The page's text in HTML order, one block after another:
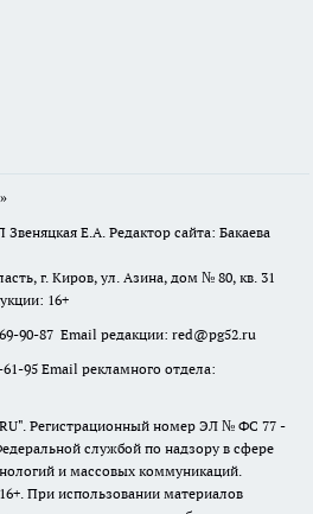
Е.А. Редактор сайта: Бакаева
г. Киров, ул. Азина, дом № 80, кв. 31
16+
90-87 Email редакции: red@pg52.ru
95 Email рекламного отдела:
". Регистрационный номер ЭЛ № ФС 77 -
службой по надзору в сфере
и массовых коммуникаций.
При использовании материалов